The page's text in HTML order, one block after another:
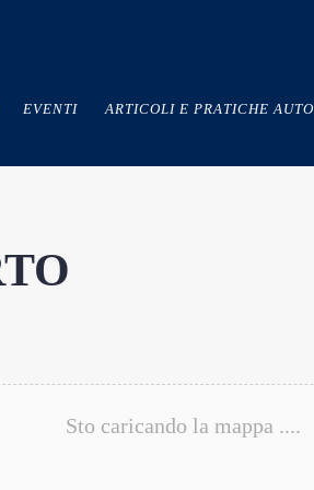
EVENTI ARTICOLI E PRATICHE AUTO
Sto caricando la mappa ....